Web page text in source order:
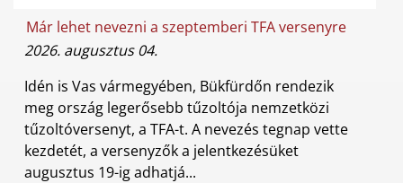
Már lehet nevezni a szeptemberi TFA versenyre
2026. augusztus 04.
Idén is Vas vármegyében, Bükfürdőn rendezik
meg ország legerősebb tűzoltója nemzetközi
tűzoltóversenyt, a TFA-t. A nevezés tegnap vette
kezdetét, a versenyzők a jelentkezésüket
augusztus 19-ig adhatjá...